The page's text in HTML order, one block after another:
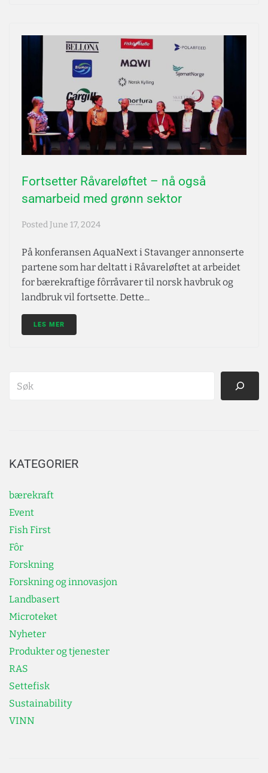
Fortsetter Råvareløftet – nå også
samarbeid med grønn sektor
PostedJune 17, 2024
På konferansen AquaNext i Stavanger annonserte
partene som har deltatt i Råvareløftet at arbeidet
for bærekraftige fôrråvarer til norsk havbruk og
landbruk vil fortsette. Dette...
LES MER
KATEGORIER
bærekraft
Event
Fish First
Fôr
Forskning
Forskning og innovasjon
Landbasert
Microteket
Nyheter
Produkter og tjenester
RAS
Settefisk
Sustainability
VINN